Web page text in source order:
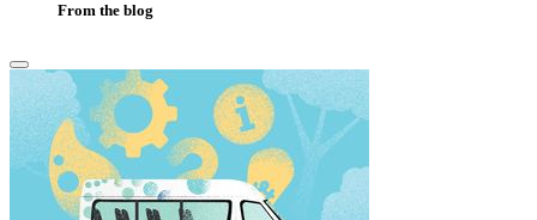
From the blog